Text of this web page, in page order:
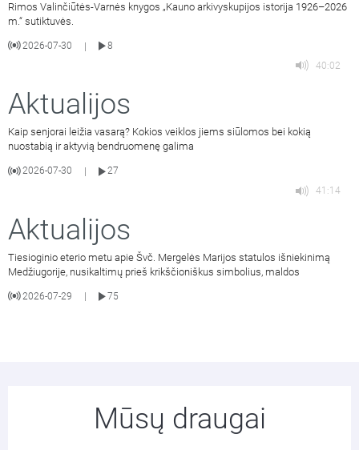
Rimos Valinčiūtės-Varnės knygos „Kauno arkivyskupijos istorija 1926–2026
m.“ sutiktuvės.
2026-07-30 |
8
40:02
Aktualijos
Kaip senjorai leižia vasarą? Kokios veiklos jiems siūlomos bei kokią
nuostabią ir aktyvią bendruomenę galima
2026-07-30
27
41:14
Aktualijos
Tiesioginio eterio metu apie Švč. Mergelės Marijos statulos išniekinimą
Medžiugorije, nusikaltimų prieš krikščioniškus simbolius, maldos
2026-07-29 75
Mūsų draugai